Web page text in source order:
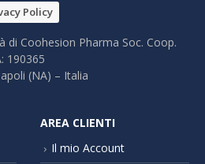
Policy
di Coohesion Pharma Soc. Coop.
190365
(NA) – It​alia
AREA CLIENTI
Il mio Account